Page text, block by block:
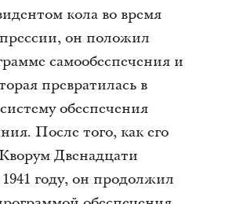
кола во время
он положил
самообеспечения и
превратилась в
обеспечения
После того, как его
Двенадцати
году, он продолжил